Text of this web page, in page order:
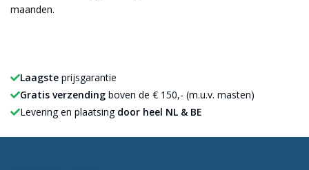
maanden.
Laagste prijsgarantie
Gratis verzending boven de € 150,- (m.u.v. masten)
Levering en plaatsing door heel NL & BE